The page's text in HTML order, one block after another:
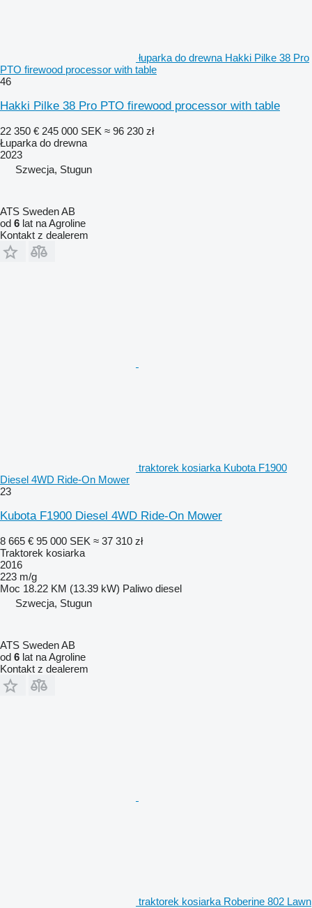
łuparka do drewna Hakki Pilke 38 Pro
PTO firewood processor with table
46
Hakki Pilke 38 Pro PTO firewood processor with table
22 350 € 245 000 SEK ≈ 96 230 zł
Łuparka do drewna
2023
Szwecja, Stugun
ATS Sweden AB
od 6 lat na Agroline
Kontakt z dealerem
traktorek kosiarka Kubota F1900
Diesel 4WD Ride-On Mower
23
Kubota F1900 Diesel 4WD Ride-On Mower
8 665 € 95 000 SEK ≈ 37 310 zł
Traktorek kosiarka
2016
223 m/g
Moc 18.22 KM (13.39 kW) Paliwo diesel
Szwecja, Stugun
ATS Sweden AB
od 6 lat na Agroline
Kontakt z dealerem
traktorek kosiarka Roberine 802 Lawn